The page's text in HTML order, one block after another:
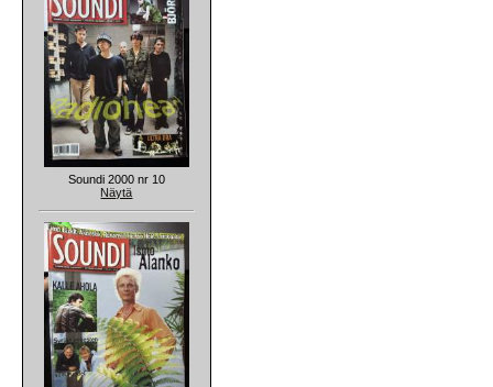
Soundi 2000 nr 10
Näytä